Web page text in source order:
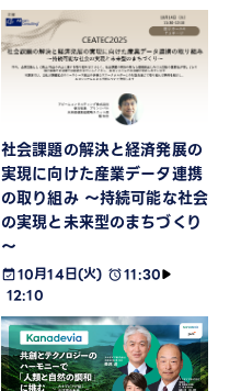
社会課題の解決と経済発展の
実現に向けた産業データ連携
の取り組み ～持続可能な社会
の実現と未来型のまちづくり
～
10月14日(火)
11:30
12:10